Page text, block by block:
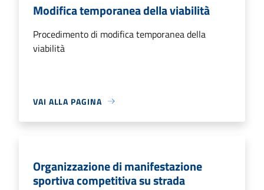
Modifica temporanea della viabilità
Procedimento di modifica temporanea della
viabilità
VAI ALLA PAGINA
Organizzazione di manifestazione
sportiva competitiva su strada